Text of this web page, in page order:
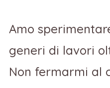
Amo
generi di lavori
Non fermarmi al